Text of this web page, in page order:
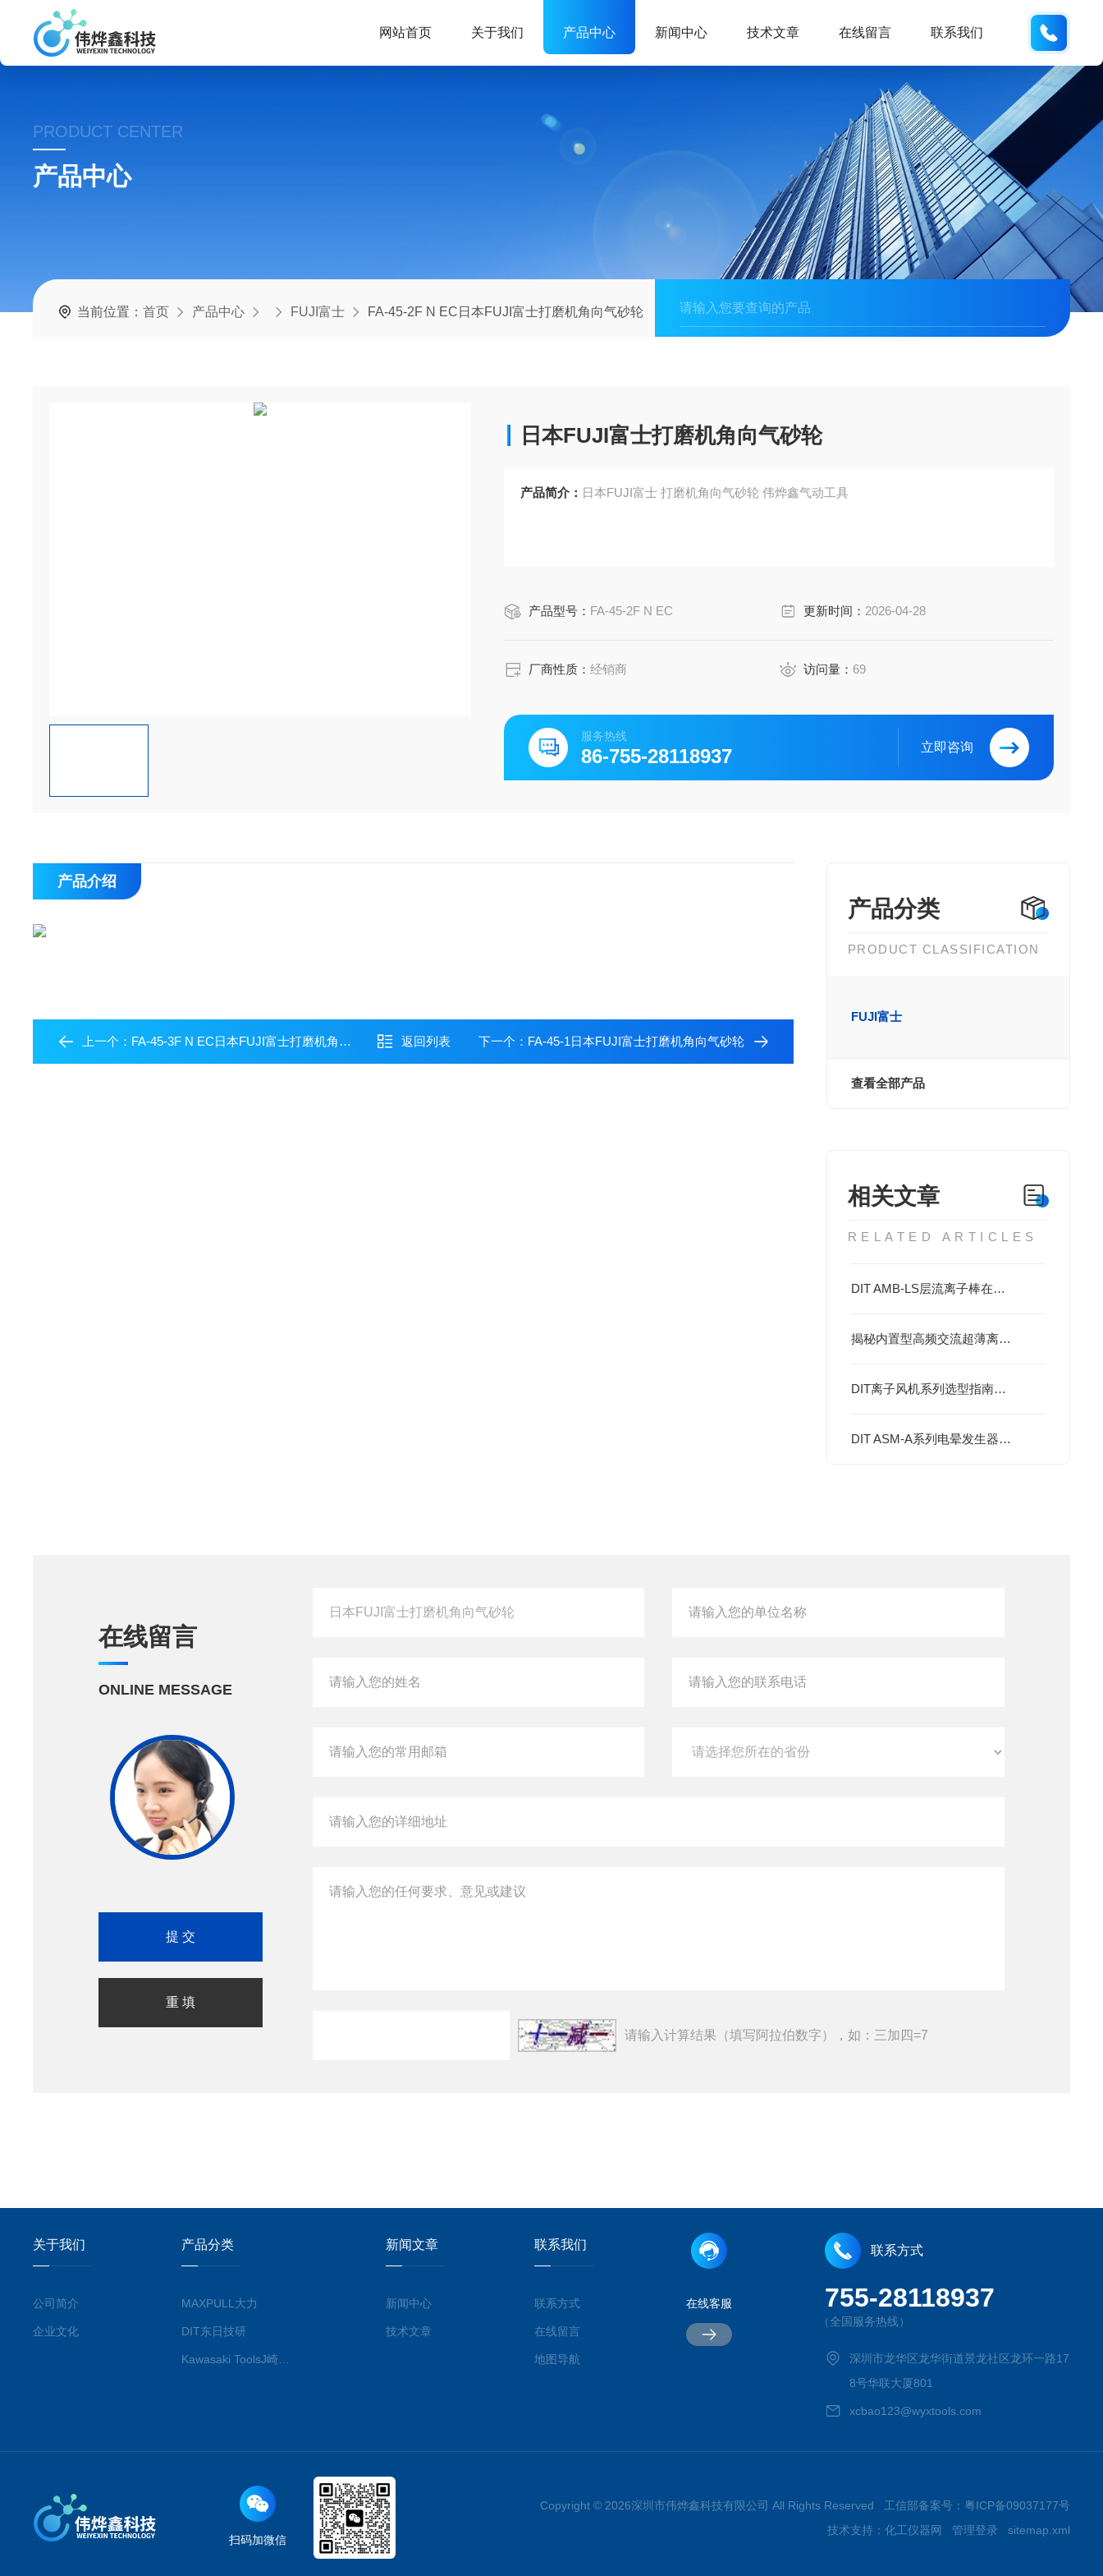
网站首页 关于我们 产品中心 新闻中心 技术文章 在线留言 联系我们
PRODUCT CENTER
产品中心
当前位置：首页 产品中心 FUJI富士 FA-45-2F N EC日本FUJI富士打磨机角向气砂轮
日本FUJI富士打磨机角向气砂轮
产品简介： 日本FUJI富士 打磨机角向气砂轮 伟烨鑫气动工具
产品型号： FA-45-2F N EC 更新时间： 2026-04-28
厂商性质：经销商 访问量： 69
服务热线
86-755-28118937 立即咨询
产品分类
PRODUCT CLASSIFICATION
FUJI富士
查看全部产品
相关文章
RELATED ARTICLES
DIT AMB-LS层流离子棒在精密制造中的静电控制方案
揭秘内置型高频交流超薄离子棒：这些关键用途，你可能还没了解！
DIT离子风机系列选型指南与产线场景匹配
DIT ASM-A系列电晕发生器支持离子棒产线快速部署
产品介绍
上一个： FA-45-3F N EC日本FUJI富士打磨机角向气砂轮 返回列表 下一个： FA-45-1日本FUJI富士打磨机角向气砂轮
在线留言
ONLINE MESSAGE
请输入计算结果（填写阿拉伯数字），如：三加四=7
关于我们
公司简介
企业文化
产品分类
MAXPULL大力
DIT东日技研
Kawasaki ToolsJ崎工具
新闻文章
新闻中心
技术文章
联系我们
联系方式
在线留言
地图导航
在线客服
联系方式
755-28118937
（全国服务热线）
深圳市龙华区龙华街道景龙社区龙环一路17
8号华联大厦801
xcbao123@wyxtools.com
扫码加微信
Copyright © 2026深圳市伟烨鑫科技有限公司 All Rights Reserved 工信部备案号： 粤ICP备09037177号
技术支持： 化工仪器网 管理登录 sitemap.xml